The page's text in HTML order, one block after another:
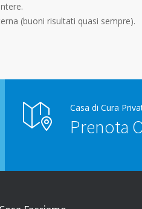
(buoni risultati quasi sempre).
Casa di Cura
Prenota